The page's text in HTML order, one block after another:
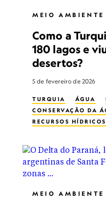
MEIO AMBIENTE
Como a
180 lagos e
desertos?
5 de fevereiro de 2026
TURQUIA ÁGUA
CONSERVAÇÃO DA
RECURSOS HÍDRICOS
MEIO AMBIENTE